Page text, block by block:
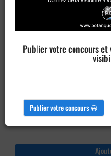
Publier votre concours
Publier votre concours 😀